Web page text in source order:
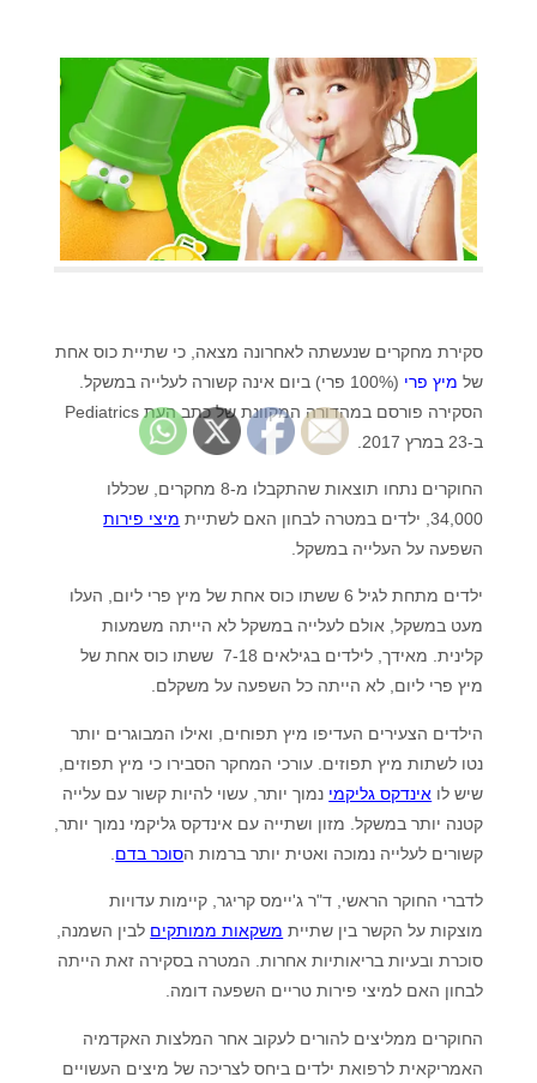
סקירת מחקרים שנעשתה לאחרונה מצאה, כי שתיית כוס אחת
של מיץ פרי
(100% פרי) ביום אינה קשורה לעלייה במשקל.
הסקירה פורסם במהדורה המקוונת של כתב העת Pediatrics
ב-23 במרץ 2017.
החוקרים נתחו תוצאות שהתקבלו מ-8 מחקרים, שכללו
34,000, ילדים במטרה לבחון האם לשתיית
מיצי פירות
השפעה על העלייה במשקל.
ילדים מתחת לגיל 6 ששתו כוס אחת של מיץ פרי ליום, העלו
מעט במשקל, אולם לעלייה במשקל לא הייתה משמעות
קלינית. מאידך, לילדים בגילאים 7-18 ששתו כוס אחת של
מיץ פרי ליום, לא הייתה כל השפעה על משקלם.
הילדים הצעירים העדיפו מיץ תפוחים, ואילו המבוגרים יותר
נטו לשתות מיץ תפוזים. עורכי המחקר הסבירו כי מיץ תפוזים,
שיש לו אינדקס גליקמי נמוך יותר, עשוי להיות קשור עם עלייה
קטנה יותר במשקל. מזון ושתייה עם אינדקס גליקמי נמוך יותר,
קשורים לעלייה נמוכה ואטית יותר ברמות הסוכר בדם
לדברי החוקר הראשי, ד"ר ג'יימס קריגר, קיימות עדויות
מוצקות על הקשר בין שתיית משקאות ממותקים לבין השמנה,
סוכרת ובעיות בריאותיות אחרות. המטרה בסקירה זאת הייתה
לבחון האם למיצי פירות טריים השפעה דומה.
החוקרים ממליצים להורים לעקוב אחר המלצות האקדמיה
האמריקאית לרפואת ילדים ביחס לצריכה של מיצים העשויים